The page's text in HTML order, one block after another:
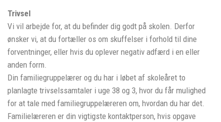
Trivsel
Vi vil arbejde for, at du befinder dig godt på skolen. Derfor
ønsker vi, at du fortæller os om skuffelser i forhold til dine
forventninger, eller hvis du oplever negativ adfærd i en eller
anden form.
Din familiegruppelærer og du har i løbet af skoleåret to
planlagte trivselssamtaler i uge 38 og 3, hvor du får mulighed
for at tale med familiegruppelæreren om, hvordan du har det.
Familielæreren er din vigtigste kontaktperson, hvis opgave